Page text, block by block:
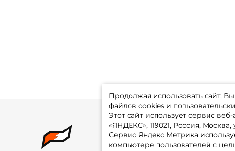
Продолжая использовать сайт,
файлов cookies и
Этот сайт использует сервис
«ЯНДЕКС», 119021, Россия,
Сервис Яндекс Метрика
компьютере пользователей с
О